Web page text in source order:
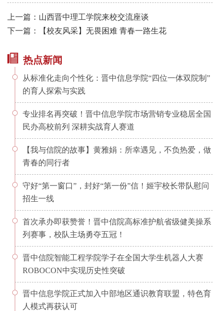
上一篇：山西晋中理工学院来校交流座谈
下一篇：【校友风采】无畏困难 青春一路生花
热点新闻
从标准化走向个性化：晋中信息学院“四位一体双院制”
的育人探索与实践
专业排名再突破！晋中信息学院市场营销专业稳居全国
民办高校前列 深耕实战育人赛道
【我与信院的故事】黄雅娟：所幸遇见，不负热爱，做
青春的同行者
守好“第一窗口”，封好“第一份”信！姬宇校长带队慰问
招生一线
首次承办即获赞誉！晋中信院高标准护航省级健美操系
列赛事，校队主场勇夺五冠！
晋中信院智能工程学院学子在全国大学生机器人大赛
ROBOCON中实现历史性突破
晋中信息学院正式加入中部地区通识教育联盟，特色育
人模式再获认可